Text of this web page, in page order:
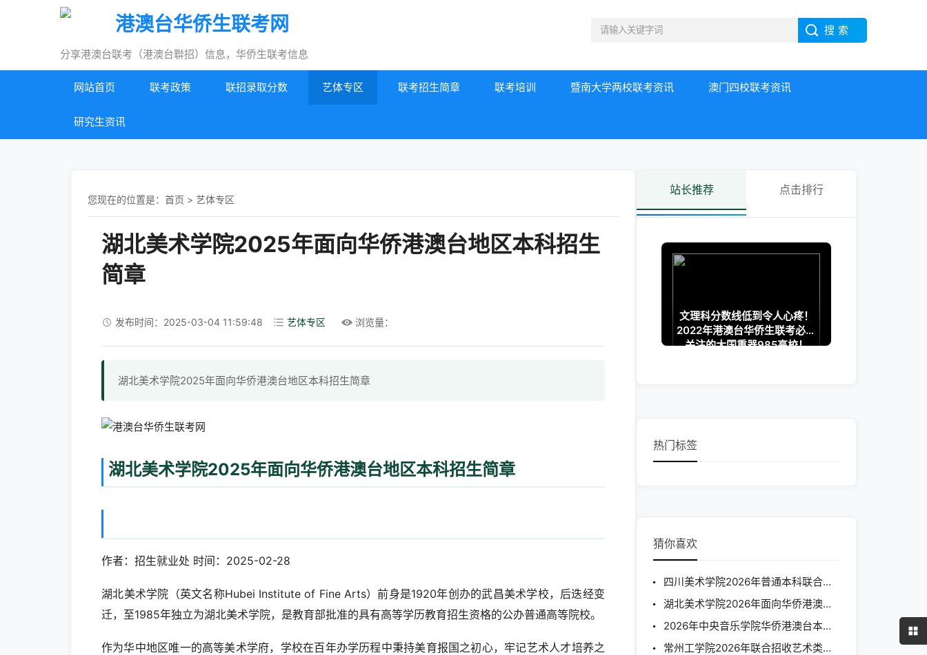
港澳台华侨生联考网
分享港澳台联考（港澳台聨招）信息，华侨生联考信息
网站首页 联考政策 联招录取分数 艺体专区 联考招生简章 联考培训 暨南大学两校联考资讯 澳门四校联考资讯
研究生资讯
您现在的位置是： 首页 > 艺体专区
湖北美术学院2025年面向华侨港澳台地区本科招生
简章
发布时间：2025-03-04 11:59:48 艺体专区 浏览量：
湖北美术学院2025年面向华侨港澳台地区本科招生简章
湖北美术学院2025年面向华侨港澳台地区本科招生简章
作者：招生就业处 时间：2025-02-28
湖北美术学院（英文名称Hubei Institute of Fine Arts）前身是1920年创办的武昌美术学校，后迭经变
迁，至1985年独立为湖北美术学院，是教育部批准的具有高等学历教育招生资格的公办普通高等院校。
作为华中地区唯一的高等美术学府，学校在百年办学历程中秉持美育报国之初心，牢记艺术人才培养之
站长推荐 点击排行
文理科分数线低到令人心疼！
2022年港澳台华侨生联考必须
关注的大国重器985高校！
热门标签
猜你喜欢
四川美术学院2026年普通本科联合招收华侨港澳台学生招生章程
湖北美术学院2026年面向华侨港澳台地区本科招生考试专业合格分数线及成绩查询公告
2026年中央音乐学院华侨港澳台本科招生简章
常州工学院2026年联合招收艺术类华侨港澳台学生简章